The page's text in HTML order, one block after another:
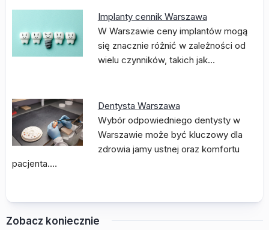
Implanty cennik Warszawa
W Warszawie ceny implantów mogą
się znacznie różnić w zależności od
wielu czynników, takich jak…
Dentysta Warszawa
Wybór odpowiedniego dentysty w
Warszawie może być kluczowy dla
zdrowia jamy ustnej oraz komfortu
pacjenta.…
Zobacz koniecznie